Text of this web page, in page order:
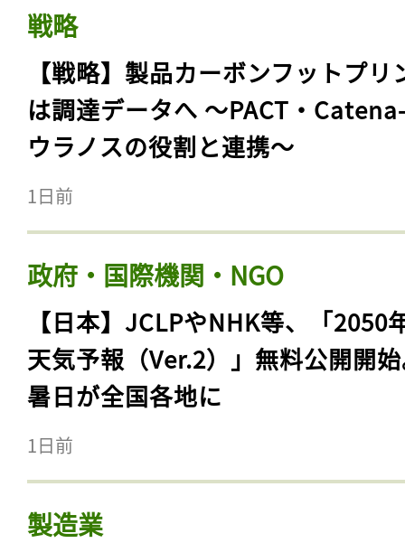
戦略
【戦略】製品カーボンフットプリ
は調達データへ 〜PACT・
ウラノスの役割と連携〜
1日前
政府・国際機関・NGO
【日本】JCLPやNHK等、「2050
天気予報（Ver.2）」無料公開開
暑日が全国各地に
1日前
製造業